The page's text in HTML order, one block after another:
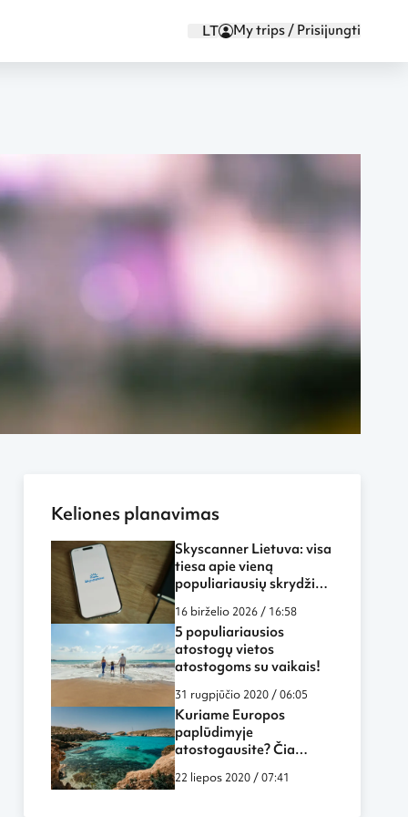
LT My trips / Prisijungti
Keliones planavimas
Skyscanner Lietuva: visa
tiesa apie vieną
populiariausių skrydžių
16 birželio 2026 / 16:58
5 populiariausios
atostogų vietos
atostogoms su vaikais!
31 rugpjūčio 2020 / 06:05
Kuriame Europos
paplūdimyje
atostogausite? Čia
paplūdimius!
22 liepos 2020 / 07:41